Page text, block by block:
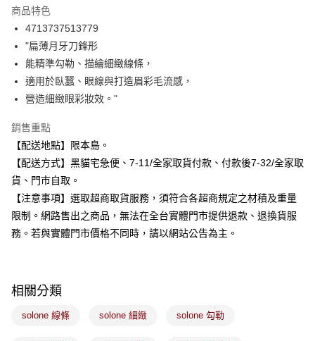
合作金庫商業銀行
華南商業銀行
上海商業儲蓄銀行
國泰世華商業銀行
臺灣中小企業銀行
台中商業銀行
匯豐（台灣）商業銀行
聯邦商業銀行
元大商業銀行
台新國際商業銀行
台灣樂天信用卡公司
LINE Pay
Apple Pay
街口支付
悠遊付
Google Pay
全盈+PAY
大哥付你分期
相關說明
【大哥付你分期使用說明】
成交易。
4.訂單成立30分鐘內，如未前往確認交易或遇審核未通過，訂單將自動取
運送方式
商品特色
4713737513779
"扁薄月牙刀鋒形
能精準勾勒、描繪細緻線條，
適用於臥蠶、眼線與打造眉彩毛流感，
營造細緻眼彩妝效。"
銷售重點
【配送地點】限本島。
【配送方式】黑貓宅急便、7-11/全家取貨付款、付款後7-32/全家取
貨、門市自取。
【注意事項】選取超商取貨服務，須符合各超商規定之材積及重量
限制。網路售出之商品，無法在全台實體門市提供退款、退換貨服
務。若與實體門市價格不同時，請以網站公告為主。
相關分類
solone 線條 solone 細緻 solone 勾勒